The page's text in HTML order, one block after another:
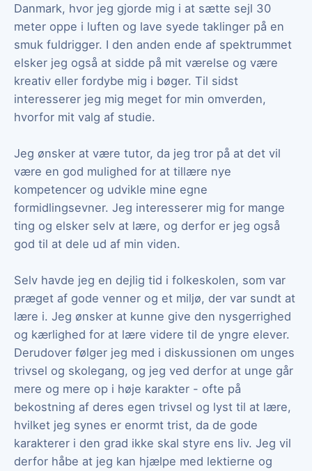
Danmark, hvor jeg gjorde mig i at sætte sejl 30
meter oppe i luften og lave syede taklinger på en
smuk fuldrigger. I den anden ende af spektrummet
elsker jeg også at sidde på mit værelse og være
kreativ eller fordybe mig i bøger. Til sidst
interesserer jeg mig meget for min omverden,
hvorfor mit valg af studie.
Jeg ønsker at være tutor, da jeg tror på at det vil
være en god mulighed for at tillære nye
kompetencer og udvikle mine egne
formidlingsevner. Jeg interesserer mig for mange
ting og elsker selv at lære, og derfor er jeg også
god til at dele ud af min viden.
Selv havde jeg en dejlig tid i folkeskolen, som var
præget af gode venner og et miljø, der var sundt at
lære i. Jeg ønsker at kunne give den nysgerrighed
og kærlighed for at lære videre til de yngre elever.
Derudover følger jeg med i diskussionen om unges
trivsel og skolegang, og jeg ved derfor at unge går
mere og mere op i høje karakter - ofte på
bekostning af deres egen trivsel og lyst til at lære,
hvilket jeg synes er enormt trist, da de gode
karakterer i den grad ikke skal styre ens liv. Jeg vil
derfor håbe at jeg kan hjælpe med lektierne og